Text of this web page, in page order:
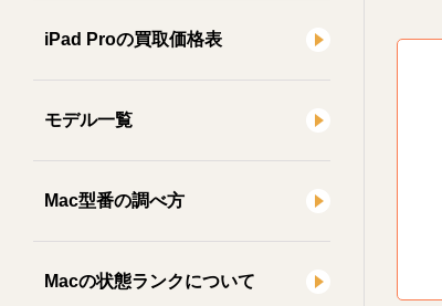
iPad Proの買取価格表
モデル一覧
Mac型番の調べ方
Macの状態ランクについて